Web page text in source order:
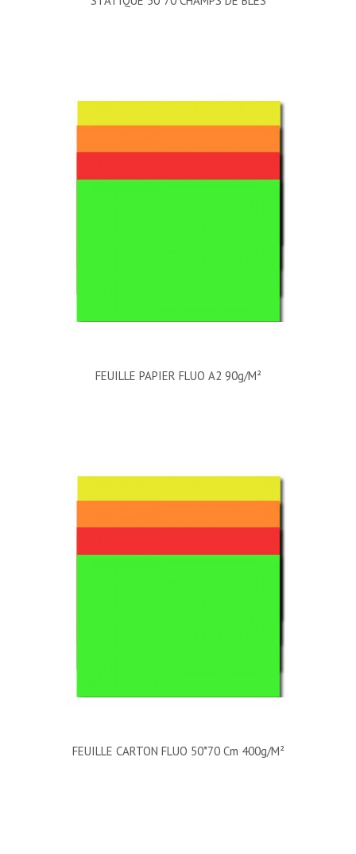
FEUILLE PAPIER FLUO A2 90g/m²
FEUILLE CARTON FLUO 50*70 Cm 400g/m²